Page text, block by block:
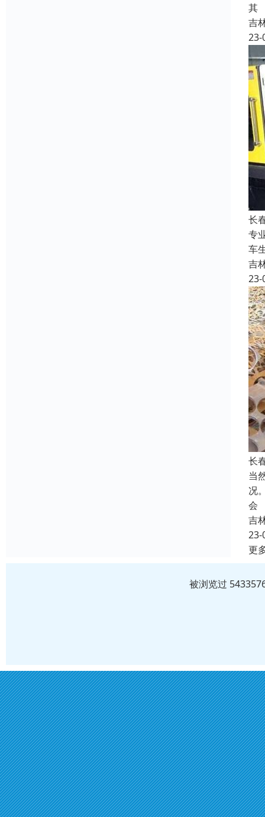
其
吉
23-
长
专
车
吉
23-
长
当
况
会
吉
23-
更
被浏览过